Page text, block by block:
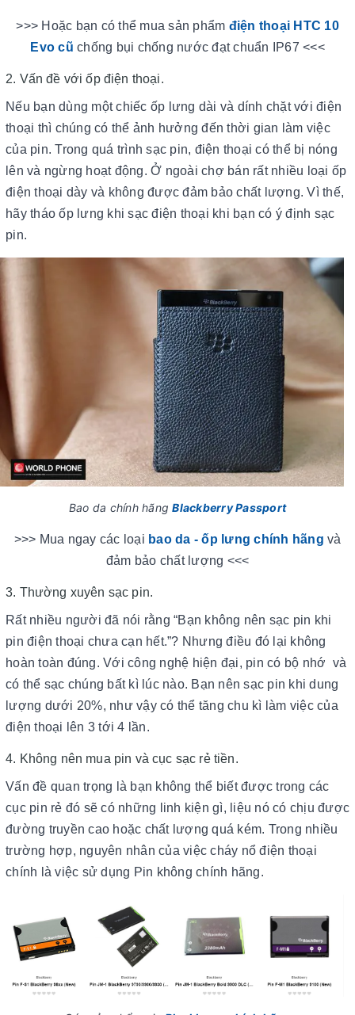
>>> Hoặc bạn có thể mua sản phẩm điện thoại HTC 10
Evo cũ chống bụi chống nước đạt chuẩn IP67 <<<
2. Vấn đề với ốp điện thoại.
Nếu bạn dùng một chiếc ốp lưng dài và dính chặt với điện
thoại thì chúng có thể ảnh hưởng đến thời gian làm việc
của pin. Trong quá trình sạc pin, điện thoại có thể bị nóng
lên và ngừng hoạt động. Ở ngoài chợ bán rất nhiều loại ốp
điện thoại dày và không được đảm bảo chất lượng. Vì thế,
hãy tháo ốp lưng khi sạc điện thoại khi bạn có ý định sạc
pin.
Bao da chính hãngBlackberry Passport
>>> Mua ngay các loại bao da - ốp lưng chính hãng và
đảm bảo chất lượng <<<
3. Thường xuyên sạc pin.
Rất nhiều người đã nói rằng “Bạn không nên sạc pin khi
pin điện thoại chưa cạn hết.”? Nhưng điều đó lại không
hoàn toàn đúng. Với công nghệ hiện đại, pin có bộ nhớ và
có thể sạc chúng bất kì lúc nào. Bạn nên sạc pin khi dung
lượng dưới 20%, như vậy có thể tăng chu kì làm việc của
điện thoại lên 3 tới 4 lần.
4. Không nên mua pin và cục sạc rẻ tiền.
Vấn đề quan trọng là bạn không thể biết được trong các
cục pin rẻ đó sẽ có những linh kiện gì, liệu nó có chịu được
đường truyền cao hoặc chất lượng quá kém. Trong nhiều
trường hợp, nguyên nhân của việc cháy nổ điện thoại
chính là việc sử dụng Pin không chính hãng.